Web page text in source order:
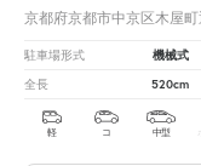
京都府京都市中京区木屋
駐車場形式 機械式
全長 520cm
軽 コ 中型